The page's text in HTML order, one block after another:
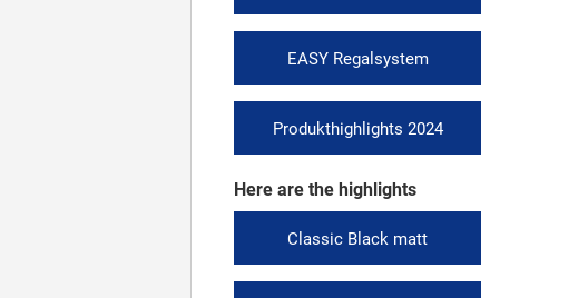
EASY Regalsystem
Produkthighlights 2024
Here are the highlights
Classic Black matt